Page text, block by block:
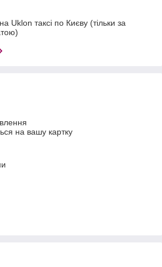
Uklon таксі по Києву (тільки за
на вашу картку